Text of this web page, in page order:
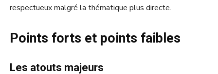
respectueux malgré la thématique plus directe.
Points forts et points faibles
Les atouts majeurs